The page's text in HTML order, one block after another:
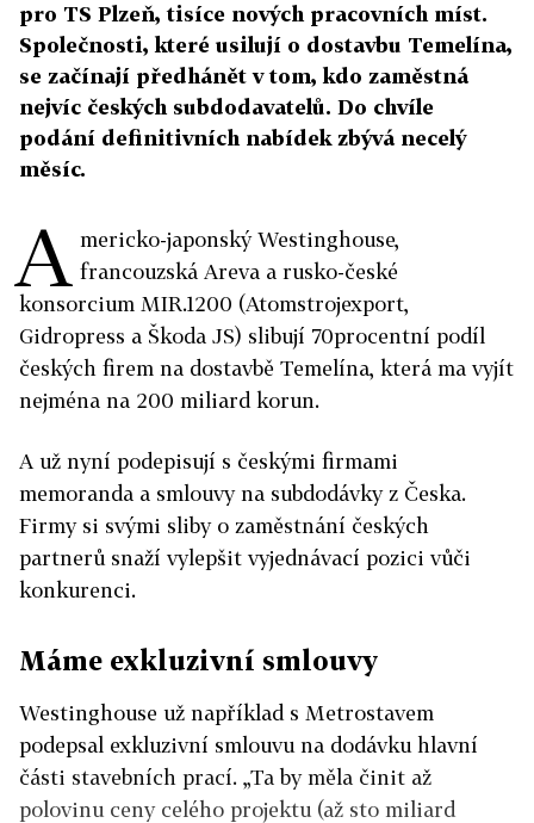
pro TS Plzeň, tisíce nových pracovních míst.
Společnosti, které usilují o dostavbu Temelína,
se začínají předhánět v tom, kdo zaměstná
nejvíc českých subdodavatelů. Do chvíle
podání definitivních nabídek zbývá necelý
měsíc.
A mericko-japonský Westinghouse,
francouzská Areva a rusko-české
konsorcium MIR.1200 (Atomstrojexport,
Gidropress a Škoda JS) slibují 70procentní podíl
českých firem na dostavbě Temelína, která ma vyjít
nejména na 200 miliard korun.
A už nyní podepisují s českými firmami
memoranda a smlouvy na subdodávky z Česka.
Firmy si svými sliby o zaměstnání českých
partnerů snaží vylepšit vyjednávací pozici vůči
konkurenci.
Máme exkluzivní smlouvy
Westinghouse už například s Metrostavem
podepsal exkluzivní smlouvu na dodávku hlavní
části stavebních prací. „Ta by měla činit až
polovinu ceny celého projektu (až sto miliard